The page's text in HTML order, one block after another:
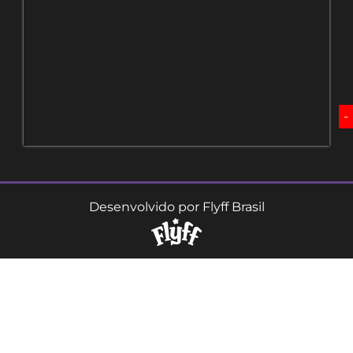
-
Desenvolvido por Flyff Brasil